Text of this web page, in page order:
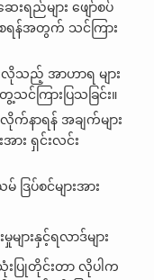
ရည်များ ဖျော်စပ်
ေရန်အတွက် သင်ကြား
လိုသည့် အာဟာရ များ
ြားပြသခြင်း။
နာရန် အချက်များ
ား ရှင်းလင်း
ပ်စင်များအား
ျားနှင့်ရလာဒ်များ
အသုံးပြုတိုင်းတာ လိုပါက